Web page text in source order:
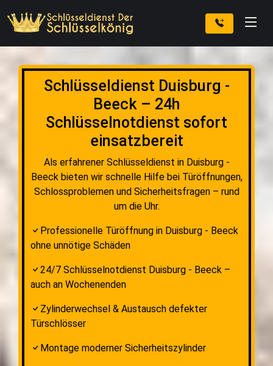
Schlüsseldienst Duisburg -
Beeck – 24h
Schlüsselnotdienst sofort
einsatzbereit
Als erfahrener Schlüsseldienst in Duisburg -
Beeck bieten wir schnelle Hilfe bei Türöffnungen,
Schlossproblemen und Sicherheitsfragen – rund
um die Uhr.
Professionelle Türöffnung in Duisburg - Beeck
ohne unnötige Schäden
24/7 Schlüsselnotdienst Duisburg - Beeck –
auch an Wochenenden
Zylinderwechsel & Austausch defekter
Türschlösser
Montage moderner Sicherheitszylinder